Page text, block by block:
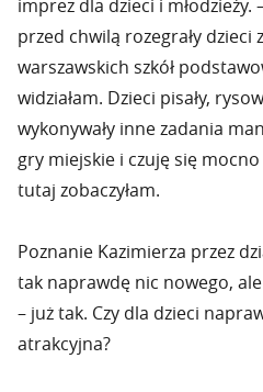
imprez dla dzieci i
przed chwilą rozegrały dzieci
warszawskich szkół
widziałam. Dzieci pisały,
wykonywały inne zadania
gry miejskie i czuję się
tutaj zobaczyłam.
Poznanie Kazimierza przez
tak naprawdę nic nowego,
– już tak. Czy dla dzieci
atrakcyjna?